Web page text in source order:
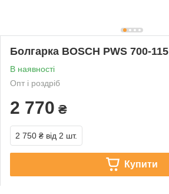
Болгарка BOSCH PWS 700-115
В наявності
Опт і роздріб
2 770 ₴
2 750 ₴ від 2 шт.
Купити